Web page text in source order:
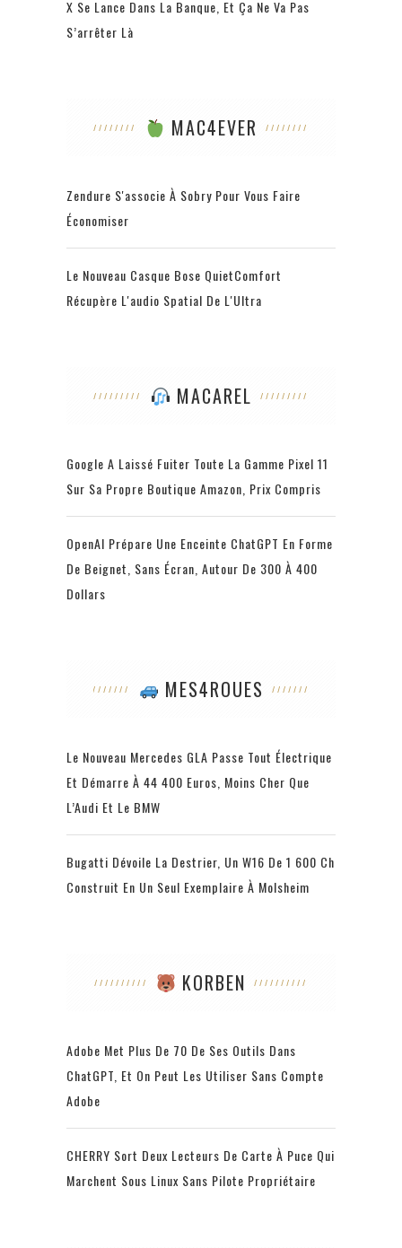
X Se Lance Dans La Banque, Et Ça Ne Va Pas
S’arrêter Là
MAC4EVER
Zendure S'associe À Sobry Pour Vous Faire
Économiser
Le Nouveau Casque Bose QuietComfort
Récupère L'audio Spatial De L'Ultra
MACAREL
Google A Laissé Fuiter Toute La Gamme Pixel 11
Sur Sa Propre Boutique Amazon, Prix Compris
OpenAI Prépare Une Enceinte ChatGPT En Forme
De Beignet, Sans Écran, Autour De 300 À 400
Dollars
MES4ROUES
Le Nouveau Mercedes GLA Passe Tout Électrique
Et Démarre À 44 400 Euros, Moins Cher Que
L’Audi Et Le BMW
Bugatti Dévoile La Destrier, Un W16 De 1 600 Ch
Construit En Un Seul Exemplaire À Molsheim
KORBEN
Adobe Met Plus De 70 De Ses Outils Dans
ChatGPT, Et On Peut Les Utiliser Sans Compte
Adobe
CHERRY Sort Deux Lecteurs De Carte À Puce Qui
Marchent Sous Linux Sans Pilote Propriétaire